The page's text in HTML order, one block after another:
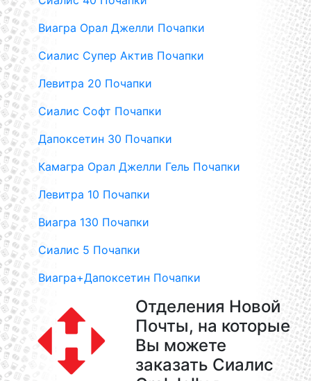
Виагра Орал Джелли Почапки
Сиалис Супер Актив Почапки
Левитра 20 Почапки
Сиалис Софт Почапки
Дапоксетин 30 Почапки
Камагра Орал Джелли Гель Почапки
Левитра 10 Почапки
Виагра 130 Почапки
Сиалис 5 Почапки
Виагра+Дапоксетин Почапки
Отделения Новой
Почты, на которые
Вы можете
заказать Сиалис